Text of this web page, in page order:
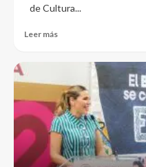
de Cultura...
Leer más